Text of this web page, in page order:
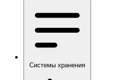
Системы хранения